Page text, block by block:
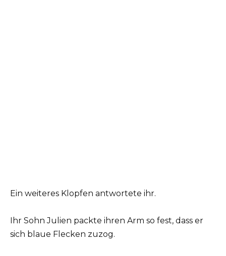
Ein weiteres Klopfen antwortete ihr.
Ihr Sohn Julien packte ihren Arm so fest, dass er
sich blaue Flecken zuzog.